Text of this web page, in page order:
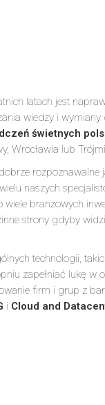
latach jest
wiedzy i
świetnych
Wrocławia lub
rozpoznawalne
naszych
branżowych
strony gdyby
technologii,
zapełniać lukę w
firm i grup z
i Cloud and